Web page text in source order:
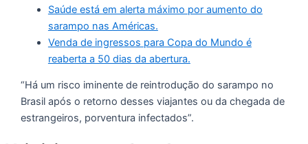
Saúde está em alerta máximo por aumento do
sarampo nas Américas.
Venda de ingressos para Copa do Mundo é
reaberta a 50 dias da abertura.
“Há um risco iminente de reintrodução do sarampo no
Brasil após o retorno desses viajantes ou da chegada de
estrangeiros, porventura infectados”.